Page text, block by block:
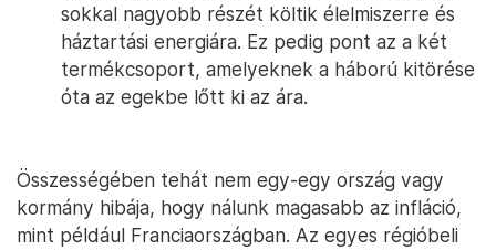
sokkal nagyobb részét költik élelmiszerre és
háztartási energiára. Ez pedig pont az a két
termékcsoport, amelyeknek a háború kitörése
óta az egekbe lőtt ki az ára.
Összességében tehát nem egy-egy ország vagy
kormány hibája, hogy nálunk magasabb az infláció,
mint például Franciaországban. Az egyes régióbeli